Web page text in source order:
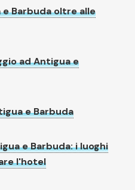
Barbuda oltre alle
ad Antigua e
e Barbuda
e Barbuda: i luoghi
l'hotel